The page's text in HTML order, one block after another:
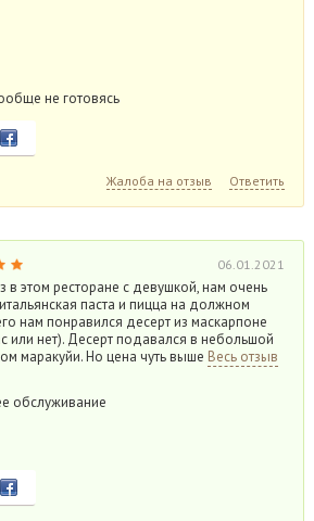
не готовясь
Жалоба на отзыв Ответить
06.01.2021
в этом ресторане с девушкой, нам очень
паста и пицца на должном
нам понравился десерт из маскарпоне
или нет). Десерт подавался в небольшой
маракуйи. Но цена чуть выше Весь отзыв
обслуживание